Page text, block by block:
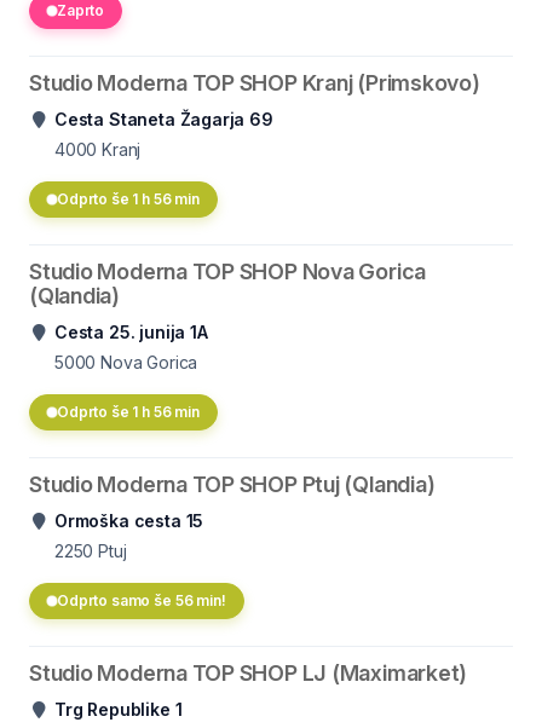
Zaprto
Studio Moderna TOP SHOP Kranj (Primskovo)
Cesta Staneta Žagarja 69
4000 Kranj
Odprto še 1 h 56 min
Studio Moderna TOP SHOP Nova Gorica
(Qlandia)
Cesta 25. junija 1A
5000 Nova Gorica
Odprto še 1 h 56 min
Studio Moderna TOP SHOP Ptuj (Qlandia)
Ormoška cesta 15
2250 Ptuj
Odprto samo še 56 min!
Studio Moderna TOP SHOP LJ (Maximarket)
Trg Republike 1